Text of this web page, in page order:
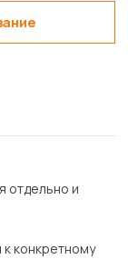
отдельно и
к конкретному